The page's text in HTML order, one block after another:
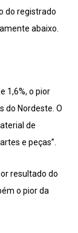
do registrado
abaixo.
1,6%, o pior
do Nordeste. O
de
e peças”.
resultado do
o pior da